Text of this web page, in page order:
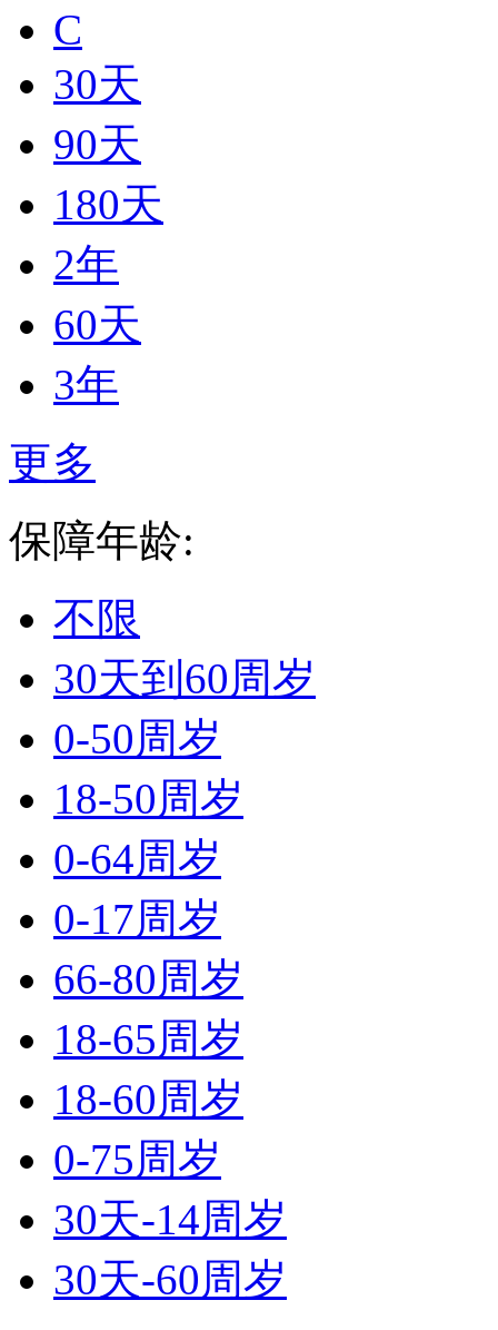
C
30天
90天
180天
2年
60天
3年
更多
保障年龄:
不限
30天到60周岁
0-50周岁
18-50周岁
0-64周岁
0-17周岁
66-80周岁
18-65周岁
18-60周岁
0-75周岁
30天-14周岁
30天-60周岁